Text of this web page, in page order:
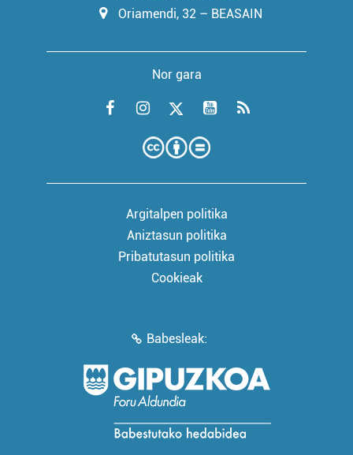
Oriamendi, 32 – BEASAIN
Nor gara
Argitalpen politika
Aniztasun politika
Pribatutasun politika
Cookieak
Babesleak: